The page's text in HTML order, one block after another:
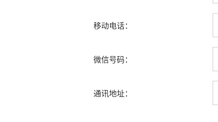
移动电话：
微信号码：
通讯地址：